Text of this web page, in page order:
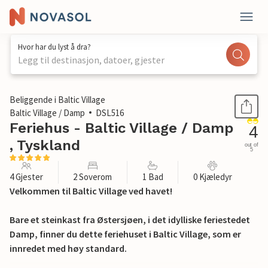
Hvor har du lyst å dra?
Legg til destinasjon, datoer, gjester
1 / 13
Beliggende i Baltic Village
Baltic Village / Damp
DSL516
Feriehus - Baltic Village / Damp
, Tyskland
4
out of
5
4 Gjester 2 Soverom 1 Bad 0 Kjæledyr
Velkommen til Baltic Village ved havet!
Bare et steinkast fra Østersjøen, i det idylliske feriestedet
Damp, finner du dette feriehuset i Baltic Village, som er
innredet med høy standard.